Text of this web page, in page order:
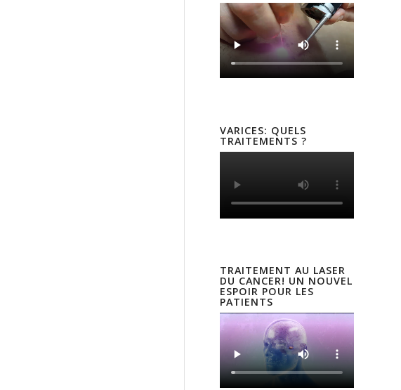
VARICES: QUELS
TRAITEMENTS ?
TRAITEMENT AU LASER
DU CANCER! UN NOUVEL
ESPOIR POUR LES
PATIENTS